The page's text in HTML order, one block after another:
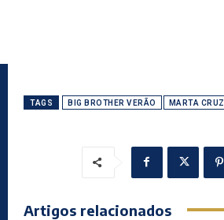
TAGS BIG BROTHER VERÃO MARTA CRUZ
Artigos relacionados